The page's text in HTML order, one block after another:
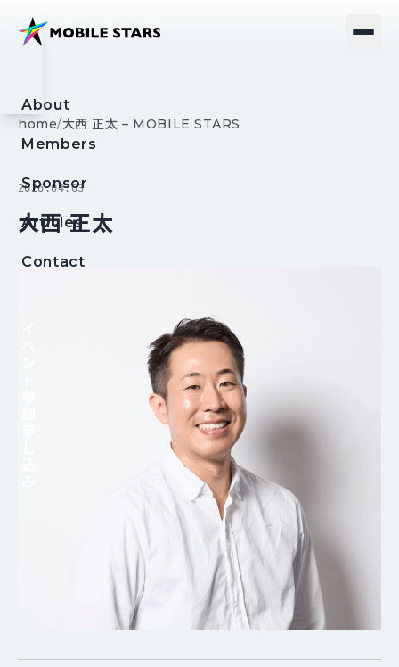
About
Members
Sponsor
Articles
Contact
home/大西 正太 – MOBILE STARS
2026.04.03
大西 正太